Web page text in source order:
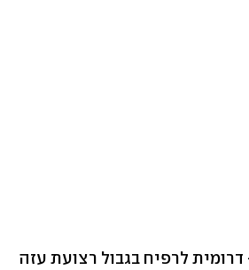
דרומית לרפיח בגבול רצועת עזה